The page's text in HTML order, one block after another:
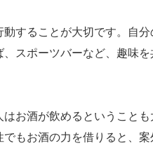
することが大切です。自
スポーツバーなど、趣味
お酒が飲めるということ
もお酒の力を借りると、